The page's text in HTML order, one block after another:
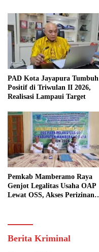
PAD Kota Jayapura Tumbuh
Positif di Triwulan II 2026,
Realisasi Lampaui Target
Pemkab Mamberamo Raya
Genjot Legalitas Usaha OAP
Lewat OSS, Akses Perizinan
Berita Kriminal